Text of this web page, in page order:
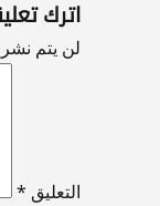
اترك
لن يتم نشر
التعليق *